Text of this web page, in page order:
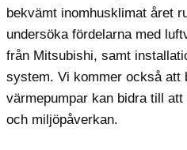
bekvämt inomhusklimat året
undersöka fördelarna med
från Mitsubishi, samt
system. Vi kommer också att
värmepumpar kan bidra till
och miljöpåverkan.